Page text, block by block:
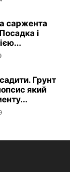
саржента
і
Грунт
який